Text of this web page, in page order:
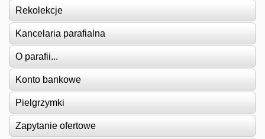
Rekolekcje
Kancelaria parafialna
O parafii...
Konto bankowe
Pielgrzymki
Zapytanie ofertowe